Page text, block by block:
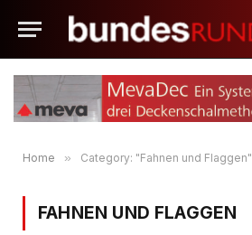
Home » Category: "Fahnen und Flaggen"
FAHNEN UND FLAGGEN